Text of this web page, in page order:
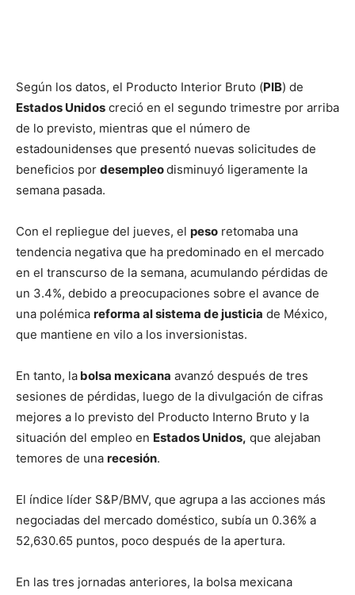
Según los datos, el Producto Interior Bruto (PIB) de
Estados Unidos creció en el segundo trimestre por arriba
de lo previsto, mientras que el número de
estadounidenses que presentó nuevas solicitudes de
beneficios por desempleodisminuyó ligeramente la
semana pasada.
Con el repliegue del jueves, el peso retomaba una
tendencia negativa que ha predominado en el mercado
en el transcurso de la semana, acumulando pérdidas de
un 3.4%, debido a preocupaciones sobre el avance de
una polémica reforma al sistema de justicia de México,
que mantiene en vilo a los inversionistas.
En tanto, la bolsa mexicana avanzó después de tres
sesiones de pérdidas, luego de la divulgación de cifras
mejores a lo previsto del Producto Interno Bruto y la
situación del empleo en Estados Unidos, que alejaban
temores de una recesión.
El índice líder S&P/BMV, que agrupa a las acciones más
negociadas del mercado doméstico, subía un 0.36% a
52,630.65 puntos, poco después de la apertura.
En las tres jornadas anteriores, la bolsa mexicana